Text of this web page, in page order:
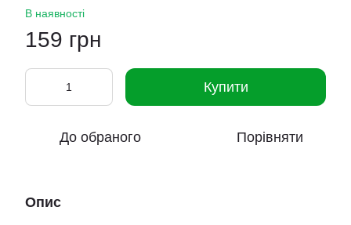
В наявності
159 грн
Купити
До обраного Порівняти
Опис